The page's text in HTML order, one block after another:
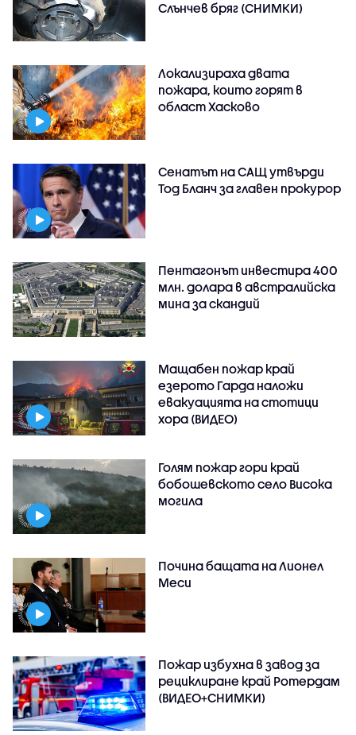
Слънчев бряг (СНИМКИ)
Локализираха двата
пожара, които горят в
област Хасково
Сенатът на САЩ утвърди
Тод Бланч за главен прокурор
Пентагонът инвестира 400
млн. долара в австралийска
мина за скандий
Мащабен пожар край
езерото Гарда наложи
евакуацията на стотици
хора (ВИДЕО)
Голям пожар гори край
бобошевското село Висока
могила
Почина бащата на Лионел
Меси
Пожар избухна в завод за
рециклиране край Ротердам
(ВИДЕО+СНИМКИ)